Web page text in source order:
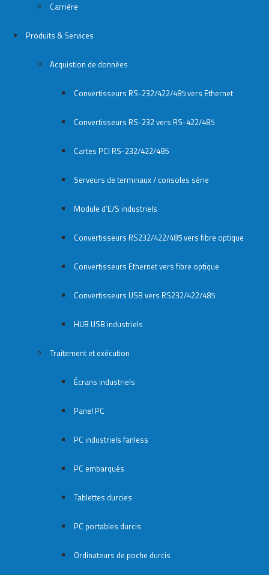
Carrière
Produits & Services
Acquistion de données
Convertisseurs RS-232/422/485 vers Ethernet
Convertisseurs RS-232 vers RS-422/485
Cartes PCI RS-232/422/485
Serveurs de terminaux / consoles série
Module d’E/S industriels
Convertisseurs RS232/422/485 vers fibre optique
Convertisseurs Ethernet vers fibre optique
Convertisseurs USB vers RS232/422/485
HUB USB industriels
Traitement et exécution
Écrans industriels
Panel PC
PC industriels fanless
PC embarqués
Tablettes durcies
PC portables durcis
Ordinateurs de poche durcis